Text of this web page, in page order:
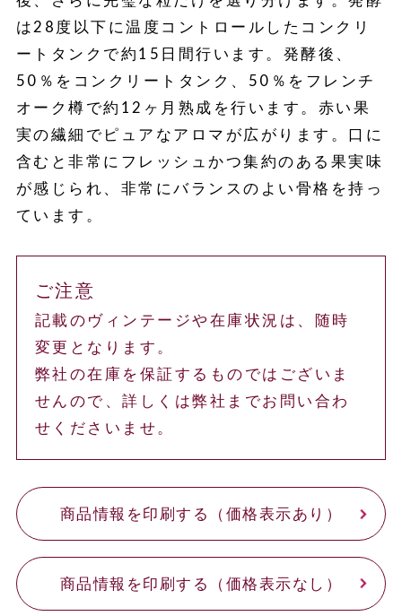
は28度以下に温度コントロールしたコンクリ
ートタンクで約15日間行います。発酵後、
50％をコンクリートタンク、50％をフレンチ
オーク樽で約12ヶ月熟成を行います。赤い果
実の繊細でピュアなアロマが広がります。口に
含むと非常にフレッシュかつ集約のある果実味
が感じられ、非常にバランスのよい骨格を持っ
ています。
ご注意
記載のヴィンテージや在庫状況は、随時
変更となります。
弊社の在庫を保証するものではございま
せんので、詳しくは弊社までお問い合わ
せくださいませ。
商品情報を印刷する（価格表示あり）
商品情報を印刷する（価格表示なし）